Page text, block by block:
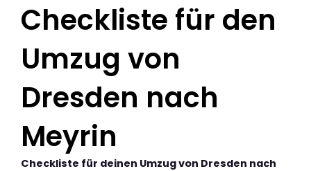
Checkliste für den
Umzug von
Dresden nach
Meyrin
Checkliste für deinen Umzug von Dresden nach